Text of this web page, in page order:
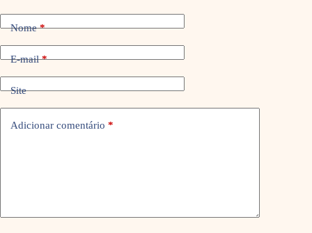
Nome*
E-mail*
Site
Adicionar comentário *